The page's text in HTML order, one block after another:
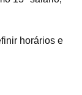
horários e